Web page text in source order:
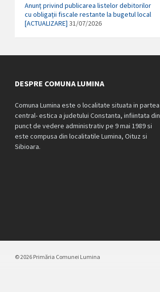
Anunț privind publicarea listelor debitorilor
cu obligații fiscale restante la bugetul local
[ACTUALIZARE] 31/07/2026
DESPRE COMUNA LUMINA
Comuna Lumina este o localitate situata in partea
central- estica a judetului Constanta, infiintata din
punct de vedere administrativ pe 9 mai 1989 si
este compusa din localitatile Lumina, Oituz si
Sibioara.
© 2026 Primăria Comunei Lumina